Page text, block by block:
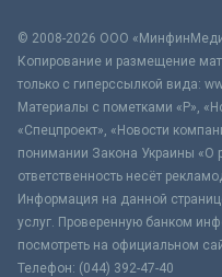
© 2008-2026 ООО
Копирование и размещение
только с гиперссылкой вида:
Материалы с пометками «Р»,
«Спецпроект», «Новости
понимании Закона Украины «О
ответственность несёт
Информация на данной
услуг. Проверенную банком
посмотреть на официальном
Телефон: (044) 392-47-40